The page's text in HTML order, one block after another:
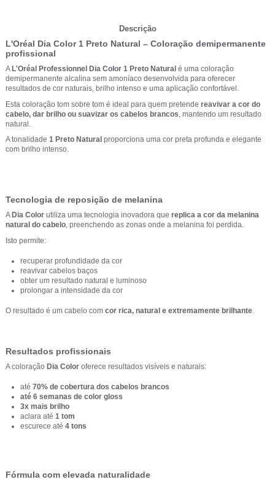
Descrição
L'Oréal Dia Color 1 Preto Natural – Coloração demipermanente
profissional
A L'Oréal Professionnel Dia Color 1 Preto Natural é uma coloração
demipermanente alcalina sem amoníaco desenvolvida para oferecer
resultados de cor naturais, brilho intenso e uma aplicação confortável.
Esta coloração tom sobre tom é ideal para quem pretende reavivar a cor do
cabelo, dar brilho ou suavizar os cabelos brancos , mantendo um resultado
natural.
A tonalidade 1 Preto Natural proporciona uma cor preta profunda e elegante
com brilho intenso.
Tecnologia de reposição de melanina
A Dia Color utiliza uma tecnologia inovadora que replica a cor da melanina
natural do cabelo, preenchendo as zonas onde a melanina foi perdida.
Isto permite:
recuperar profundidade da cor
reavivar cabelos baços
obter um resultado natural e luminoso
prolongar a intensidade da cor
O resultado é um cabelo com cor rica, natural e extremamente brilhante
Resultados profissionais
A coloração Dia Color oferece resultados visíveis e naturais:
até 70% de cobertura dos cabelos brancos
até 6 semanas de color gloss
3x mais brilho
aclara até 1 tom
escurece até 4 tons
Fórmula com elevada naturalidade